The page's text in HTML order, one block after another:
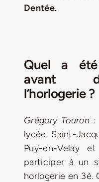
Nouveau Magazine
Jeu concours –
Dentée.
Quel a
avant
l’horlogerie ?
Grégory Touron :
lycée Saint-
Puy-en-Velay
participer à un
horlogerie en 3è.